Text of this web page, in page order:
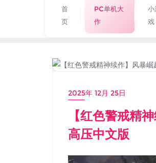
首
页
PC单机大
作
戏
2025年 12月 25日
【红色警戒精
高压中文版